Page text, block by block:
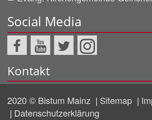
Social Media
Kontakt
2020 © Bistum Mainz Sitemap
Datenschutzerklärung